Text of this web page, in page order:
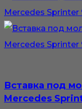
Вставка под
Mercedes